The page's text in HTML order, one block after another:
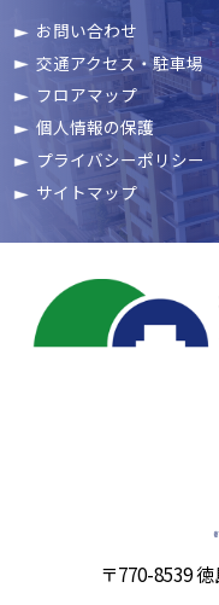
お問い合わせ
交通アクセス・駐車場
フロアマップ
個人情報の保護
プライバシーポリシー
サイトマップ
〒770-8539